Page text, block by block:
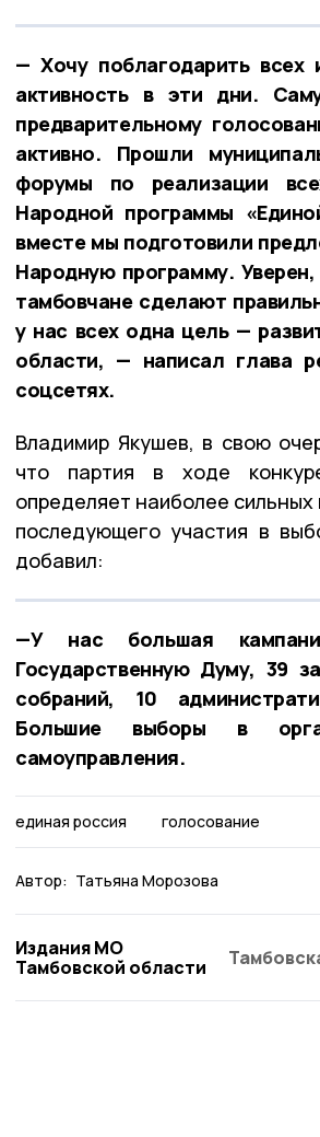
— Хочу поблагодарить всех
активность в эти дни.
предварительному
активно. Прошли
форумы по реализации
Народной программы
вместе мы подготовили
Народную программу.
тамбовчане сделают
у нас всех одна цель —
области, — написал глава
соцсетях.
Владимир Якушев, в свою
что партия в ходе
определяет наиболее
последующего участия в
добавил:
—У нас большая
Государственную Думу, 39
собраний, 10
Большие выборы в
самоуправления.
единая россия голосование
Автор: Татьяна Морозова
Издания МО
Тамбовской области